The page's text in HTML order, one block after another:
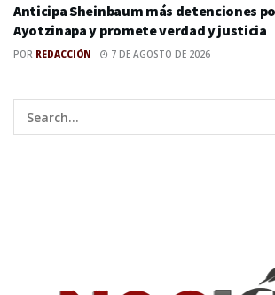
Anticipa Sheinbaum más detenciones
Ayotzinapa y promete verdad y justicia
POR REDACCIÓN 7 DE AGOSTO DE 2026